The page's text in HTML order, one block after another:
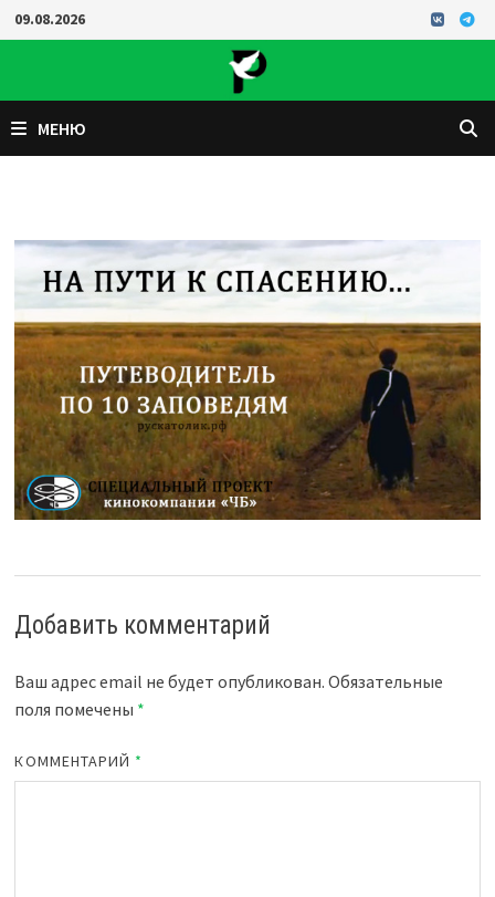
Перейти
к
09.08.2026
МЕНЮ
Добавить комментарий
Ваш адрес email не будет опубликован. Обязательные
поля помечены *
КОММЕНТАРИЙ *